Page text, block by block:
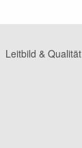
Leitbild & Qualität